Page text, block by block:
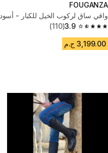
FOUGANZA
واقي ساق لركوب الخيل للكبار - أسود
3.9
3.9 out of 5 stars from 110 reviews
(110)
3,199.00 ج.م